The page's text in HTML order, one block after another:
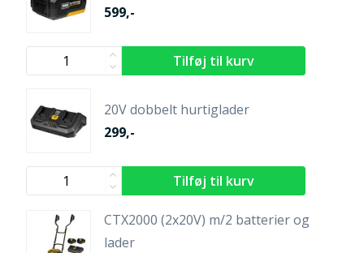
599,-
20V dobbelt hurtiglader
299,-
CTX2000 (2x20V) m/2 batterier og
lader